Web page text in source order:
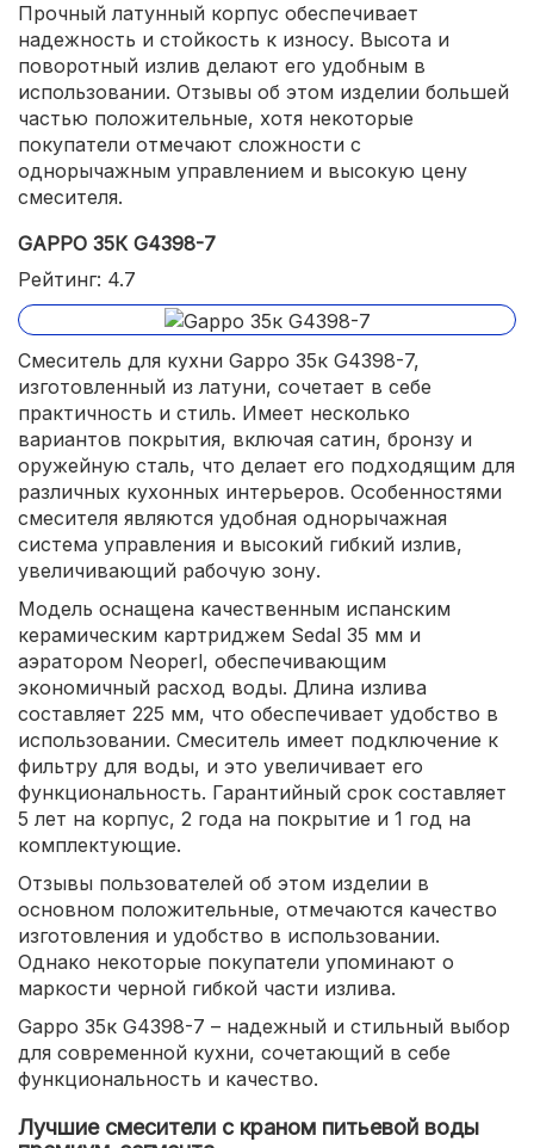
Прочный латунный корпус обеспечивает
надежность и стойкость к износу. Высота и
поворотный излив делают его удобным в
использовании. Отзывы об этом изделии большей
частью положительные, хотя некоторые
покупатели отмечают сложности с
однорычажным управлением и высокую цену
смесителя.
GAPPO 35К G4398-7
Рейтинг: 4.7
Смеситель для кухни Gappo 35к G4398-7,
изготовленный из латуни, сочетает в себе
практичность и стиль. Имеет несколько
вариантов покрытия, включая сатин, бронзу и
оружейную сталь, что делает его подходящим для
различных кухонных интерьеров. Особенностями
смесителя являются удобная однорычажная
система управления и высокий гибкий излив,
увеличивающий рабочую зону.
Модель оснащена качественным испанским
керамическим картриджем Sedal 35 мм и
аэратором Neoperl, обеспечивающим
экономичный расход воды. Длина излива
составляет 225 мм, что обеспечивает удобство в
использовании. Смеситель имеет подключение к
фильтру для воды, и это увеличивает его
функциональность. Гарантийный срок составляет
5 лет на корпус, 2 года на покрытие и 1 год на
комплектующие.
Отзывы пользователей об этом изделии в
основном положительные, отмечаются качество
изготовления и удобство в использовании.
Однако некоторые покупатели упоминают о
маркости черной гибкой части излива.
Gappo 35к G4398-7 – надежный и стильный выбор
для современной кухни, сочетающий в себе
функциональность и качество.
Лучшие смесители с краном питьевой воды